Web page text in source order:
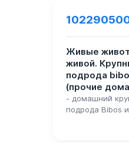
Живые
живой.
подрода
(прочие
- домашний
подрода Bibos